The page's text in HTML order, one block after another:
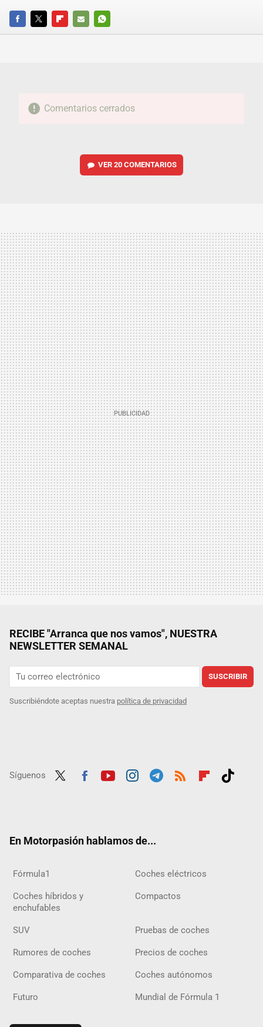
FACEBOOKTWITTERFLIPBOARD
E-
WHATSAPP
Comentarios cerrados
VER 20 COMENTARIOS
RECIBE "Arranca que nos vamos", NUESTRA
NEWSLETTER SEMANAL
SUSCRIBIR
Suscribiéndote aceptas nuestra política de privacidad
Síguenos
En Motorpasión hablamos de...
Fórmula1 Coches eléctricos
Coches híbridos y
enchufables
Compactos
SUV Pruebas de coches
Rumores de coches Precios de coches
Comparativa de coches Coches autónomos
Futuro Mundial de Fórmula 1